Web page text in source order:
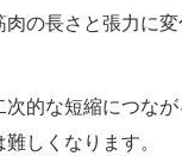
の長さと張力に変
的な短縮につな
しくなります。